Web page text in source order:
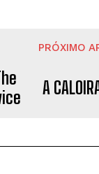
PRÓXIMO
A